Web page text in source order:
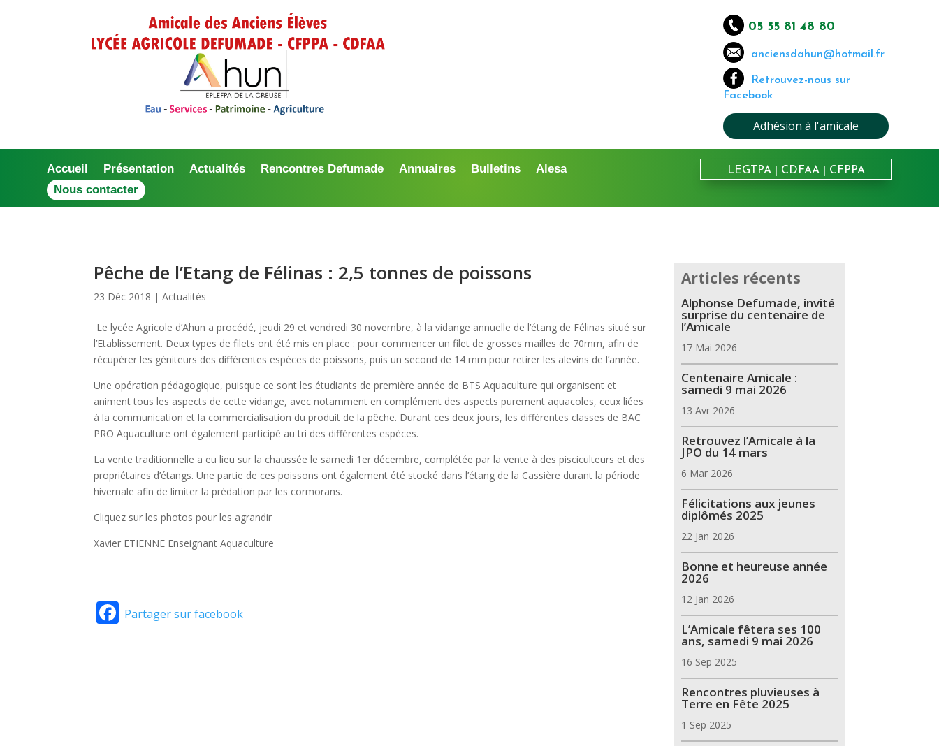
05 55 81 48 80
anciensdahun@hotmail.fr
Retrouvez-nous sur
Facebook
Adhésion à l'amicale
Accueil Présentation Actualités Rencontres Defumade Annuaires Bulletins
Alesa
Nous contacter
LEGTPA| CDFAA| CFPPA
Pêche de l’Etang de Félinas : 2,5 tonnes de poissons
23 Déc 2018 |Actualités
Le lycée Agricole d’Ahun a procédé, jeudi 29 et vendredi 30 novembre, à la vidange annuelle de l’étang de Félinas situé sur
l’Etablissement. Deux types de filets ont été mis en place : pour commencer un filet de grosses mailles de 70mm, afin de
récupérer les géniteurs des différentes espèces de poissons, puis un second de 14 mm pour retirer les alevins de l’année.
Une opération pédagogique, puisque ce sont les étudiants de première année de BTS Aquaculture qui organisent et
animent tous les aspects de cette vidange, avec notamment en complément des aspects purement aquacoles, ceux liées
à la communication et la commercialisation du produit de la pêche. Durant ces deux jours, les différentes classes de BAC
PRO Aquaculture ont également participé au tri des différentes espèces.
La vente traditionnelle a eu lieu sur la chaussée le samedi 1er décembre, complétée par la vente à des pisciculteurs et des
propriétaires d’étangs. Une partie de ces poissons ont également été stocké dans l’étang de la Cassière durant la période
hivernale afin de limiter la prédation par les cormorans.
Cliquez sur les photos pour les agrandir
Xavier ETIENNE Enseignant Aquaculture
Facebook
Partager sur facebook
Articles récents
Alphonse Defumade, invité
surprise du centenaire de
l’Amicale
17 Mai 2026
Centenaire Amicale :
samedi 9 mai 2026
13 Avr 2026
Retrouvez l’Amicale à la
JPO du 14 mars
6 Mar 2026
Félicitations aux jeunes
diplômés 2025
22 Jan 2026
Bonne et heureuse année
2026
12 Jan 2026
L’Amicale fêtera ses 100
ans, samedi 9 mai 2026
16 Sep 2025
Rencontres pluvieuses à
Terre en Fête 2025
1 Sep 2025